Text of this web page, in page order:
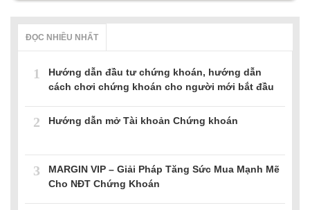
ĐỌC NHIỀU NHẤT
1
Hướng dẫn đầu tư chứng khoán, hướng dẫn
cách chơi chứng khoán cho người mới bắt đầu
2 Hướng dẫn mở Tài khoản Chứng khoán
3
MARGIN VIP – Giải Pháp Tăng Sức Mua Mạnh Mẽ
Cho NĐT Chứng Khoán